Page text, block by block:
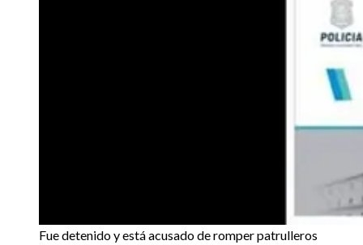
Fue detenido y está acusado de romper patrulleros